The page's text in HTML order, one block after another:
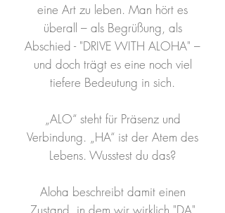
eine Art zu leben. Man hört es
überall – als Begrüßung, als
Abschied - "DRIVE WITH ALOHA" –
und doch trägt es eine noch viel
tiefere Bedeutung in sich.
„ALO“ steht für Präsenz und
Verbindung. „HA“ ist der Atem des
Lebens. Wusstest du das?
Aloha beschreibt damit einen